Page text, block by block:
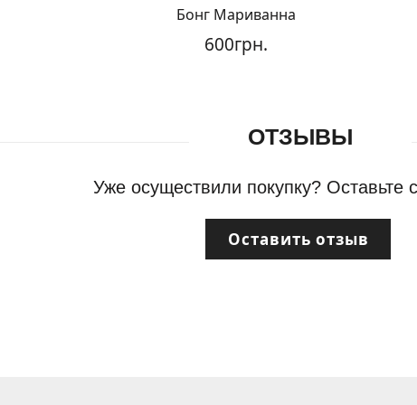
Бонг Мариванна
600грн.
ОТЗЫВЫ
Уже осуществили покупку? Оставьте
Оставить отзыв